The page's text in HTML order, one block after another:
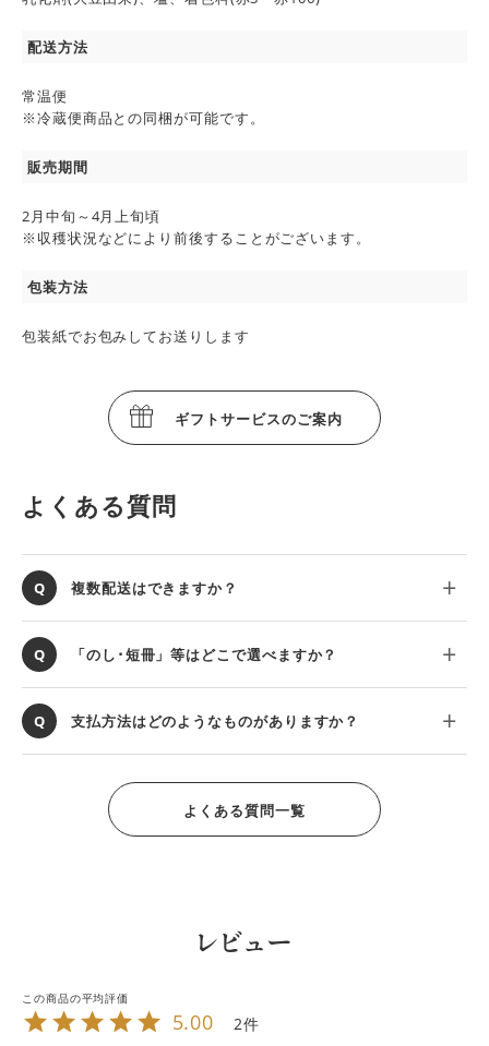
配送方法
常温便
※冷蔵便商品との同梱が可能です。
販売期間
2月中旬～4月上旬頃
※収穫状況などにより前後することがございます。
包装方法
包装紙でお包みしてお送りします
ギフトサービスのご案内
よくある質問
複数配送はできますか？
「のし･短冊」等はどこで選べますか？
支払方法はどのようなものがありますか？
よくある質問一覧
レビュー
5.00 2